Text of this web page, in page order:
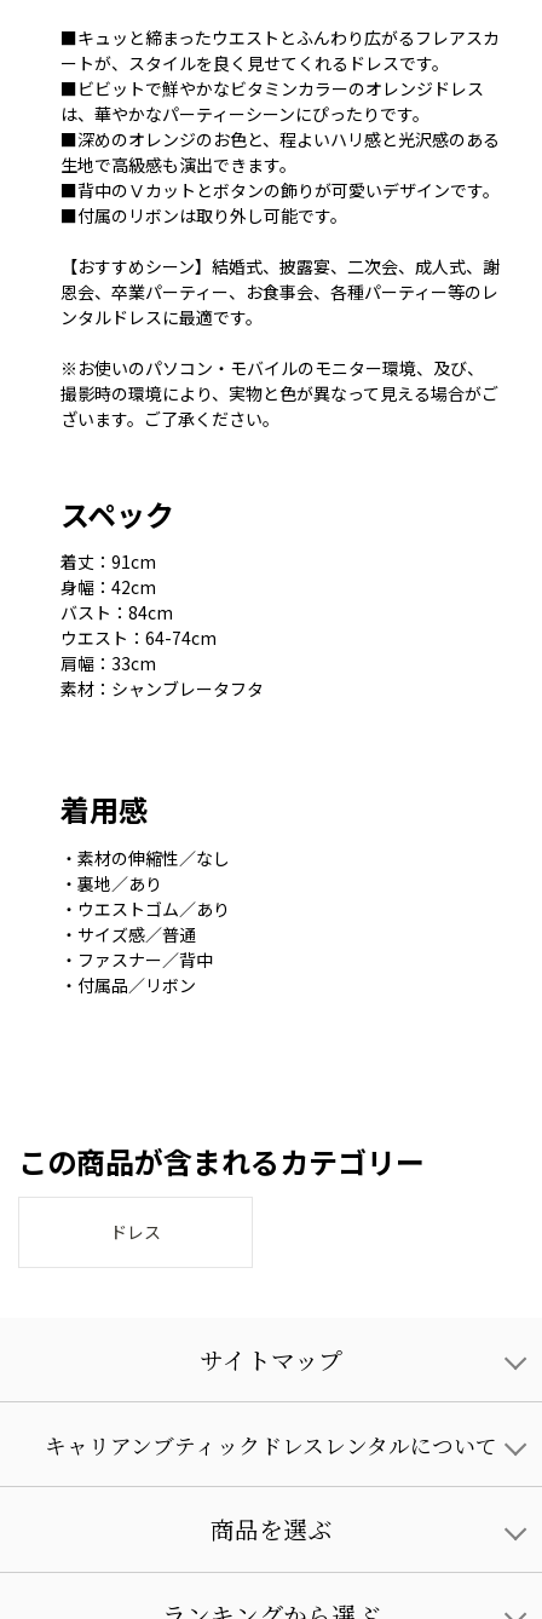
■キュッと締まったウエストとふんわり広がるフレアスカ
ートが、スタイルを良く見せてくれるドレスです。
■ビビットで鮮やかなビタミンカラーのオレンジドレス
は、華やかなパーティーシーンにぴったりです。
■深めのオレンジのお色と、程よいハリ感と光沢感のある
生地で高級感も演出できます。
■背中のⅤカットとボタンの飾りが可愛いデザインです。
■付属のリボンは取り外し可能です。
【おすすめシーン】結婚式、披露宴、二次会、成人式、謝
恩会、卒業パーティー、お食事会、各種パーティー等のレ
ンタルドレスに最適です。
※お使いのパソコン・モバイルのモニター環境、及び、
撮影時の環境により、実物と色が異なって見える場合がご
ざいます。ご了承ください。
スペック
着丈：91cm
身幅：42cm
バスト：84cm
ウエスト：64-74cm
肩幅：33cm
素材：シャンブレータフタ
着用感
・素材の伸縮性／なし
・裏地／あり
・ウエストゴム／あり
・サイズ感／普通
・ファスナー／背中
・付属品／リボン
この商品が含まれるカテゴリー
ドレス
サイトマップ
キャリアンブティックドレスレンタルについて
商品を選ぶ